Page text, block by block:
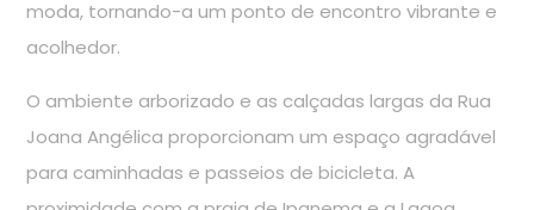
moda, tornando-a um ponto de encontro vibrante e
acolhedor.
O ambiente arborizado e as calçadas largas da Rua
Joana Angélica proporcionam um espaço agradável
para caminhadas e passeios de bicicleta. A